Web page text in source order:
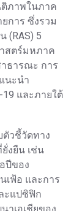
ภาพในภาค
การ ซึ่งรวม
(RAS) 5
สตร์มหภาค
ธารณะ การ
นะนำ
และภายใต้
วชี้วัดทาง
งยืน เช่น
ปีของ
เฟ้อ และการ
ะแปซิฟิก